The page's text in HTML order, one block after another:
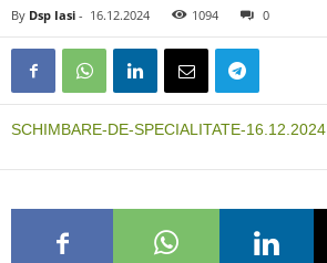
By Dsp Iasi - 16.12.2024 1094 0
SCHIMBARE-DE-SPECIALITATE-16.12.2024